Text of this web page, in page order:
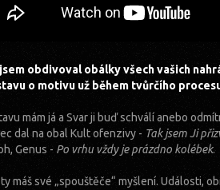
obdivoval obálky všech vašich
o motivu už během tvůrčího
mám já a Svar ji buď schválí anebo
dal na obal Kult ofenzivy - Tak jsem Ji
Genus - Po vrhu vždy je prázdno kolébek.
máš své „spouštěče“ myšlení. Události,